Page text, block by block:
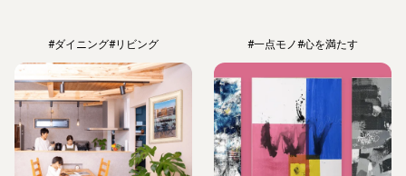
#ダイニング#リビング #一点モノ#心を満たす